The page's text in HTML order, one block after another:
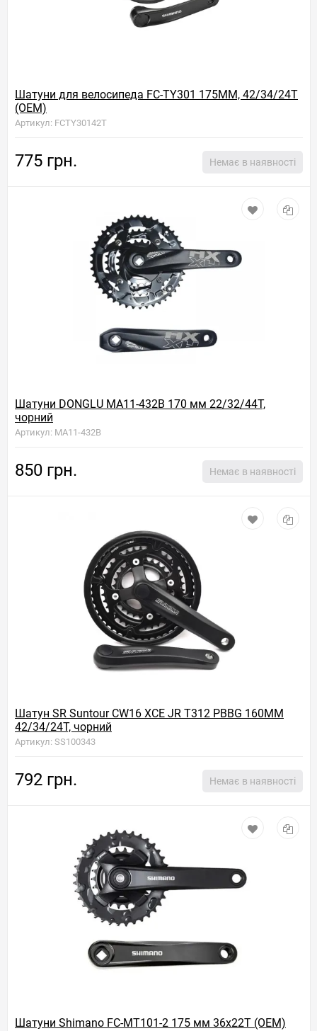
Шатуни для велосипеда FC-TY301 175ММ, 42/34/24T
(OEM)
Артикул: FCTY30142T
775 грн. Немає в наявності
Шатуни DONGLU MA11-432B 170 мм 22/32/44T,
чорний
Артикул: MA11-432B
850 грн. Немає в наявності
Шатун SR Suntour CW16 XCE JR T312 PBBG 160MM
42/34/24T, чорний
Артикул: SS100343
792 грн. Немає в наявності
Шатуни Shimano FC-MT101-2 175 мм 36x22Т (OEM)